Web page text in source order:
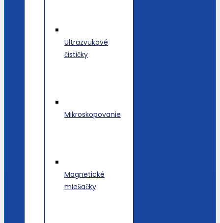
Ultrazvukové
čističky
Mikroskopovanie
Magnetické
miešačky